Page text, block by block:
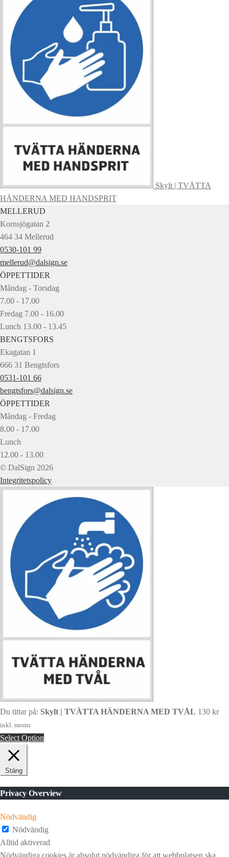
Skylt | TVÄTTA
HÄNDERNA MED HANDSPRIT
MELLERUD
Kornsjögatan 2
464 34 Mellerud
0530-101 99
mellerud@dalsign.se
ÖPPETTIDER
Måndag - Torsdag
7.00 - 17.00
Fredag 7.00 - 16.00
Lunch 13.00 - 13.45
BENGTSFORS
Ekagatan 1
666 31 Bengtsfors
0531-101 66
bengtsfors@dalsign.se
ÖPPETTIDER
Måndag - Fredag
8.00 - 17.00
Lunch
12.00 - 13.00
© DalSign 2026
Integritetspolicy
Du tittar på: Skylt | TVÄTTA HÄNDERNA MED TVÅL 130 kr
inkl. moms
Select Option
Stäng
Privacy Overview
Nödvändig
Nödvändig
Alltid aktiverad
Nödvändiga cookies är absolut nödvändiga för att webbplatsen ska